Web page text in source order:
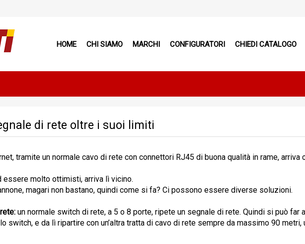
HOME CHI SIAMO MARCHI CONFIGURATORI CHIEDI CATALOGO
di rete oltre i suoi limiti
tramite un normale cavo di rete con connettori RJ45 di buona qualità in rame, arriva
essere molto ottimisti, arriva lì vicino.
magari non bastano, quindi come si fa? Ci possono essere diverse soluzioni.
un normale switch di rete, a 5 o 8 porte, ripete un segnale di rete. Quindi si può far
switch, e da lì ripartire con un’altra tratta di cavo di rete sempre da massimo 90 metri,